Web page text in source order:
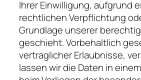
Ihrer Einwilligung, aufgrund
rechtlichen Verpflichtung
Grundlage unserer
geschieht. Vorbehaltlich
vertraglicher Erlaubnisse,
lassen wir die Daten in